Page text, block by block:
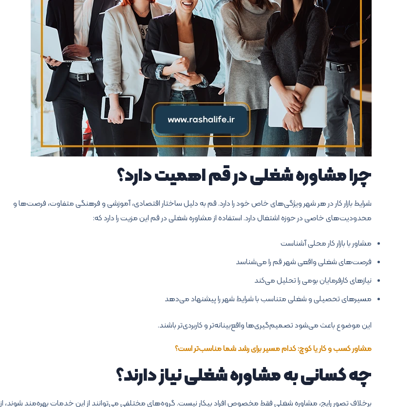
چرا مشاوره شغلی در قم اهمیت دارد؟
شرایط بازار کار در هر شهر ویژگی‌های خاص خود را دارد. قم به دلیل ساختار اقتصادی، آموزشی و فرهنگی متفاوت، فرصت‌ها و
محدودیت‌های خاصی در حوزه اشتغال دارد. استفاده از مشاوره شغلی در قم این مزیت را دارد که:
مشاور با بازار کار محلی آشناست
فرصت‌های شغلی واقعی شهر قم را می‌شناسد
نیازهای کارفرمایان بومی را تحلیل می‌کند
مسیرهای تحصیلی و شغلی متناسب با شرایط شهر را پیشنهاد می‌دهد
این موضوع باعث می‌شود تصمیم‌گیری‌ها واقع‌بینانه‌تر و کاربردی‌تر باشند.
مشاور کسب و کار یا کوچ: کدام مسیر برای رشد شما مناسب‌تر است؟
چه کسانی به مشاوره شغلی نیاز دارند؟
برخلاف تصور رایج، مشاوره شغلی فقط مخصوص افراد بیکار نیست. گروه‌های مختلفی می‌توانند از این خدمات بهره‌مند شوند، از